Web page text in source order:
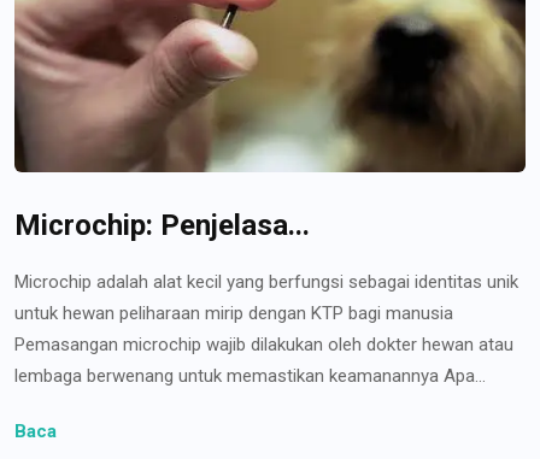
Microchip: Penjelasa...
Microchip adalah alat kecil yang berfungsi sebagai identitas unik
untuk hewan peliharaan mirip dengan KTP bagi manusia
Pemasangan microchip wajib dilakukan oleh dokter hewan atau
lembaga berwenang untuk memastikan keamanannya Apa...
Baca